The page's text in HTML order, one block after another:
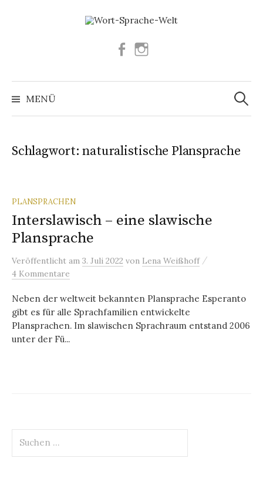
Facebook
MENÜ
Suchen
nach:
Schlagwort:naturalistische Plansprache
PLANSPRACHEN
Interslawisch – eine slawische
Plansprache
Veröffentlicht am 3. Juli 2022 von Lena Weißhoff /
4 Kommentare
Neben der weltweit bekannten Plansprache Esperanto
gibt es für alle Sprachfamilien entwickelte
Plansprachen. Im slawischen Sprachraum entstand 2006
unter der Fü...
nach: